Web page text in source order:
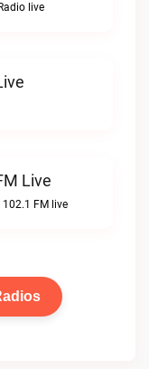
live
Live
FM live